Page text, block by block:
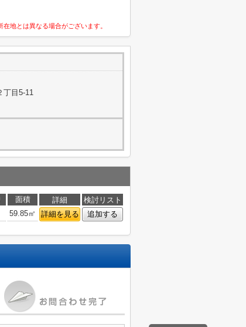
地とは異なる場合がございます。
丁目5-11
面積 詳細
検討リスト
59.85㎡ 詳細を見る 追加する